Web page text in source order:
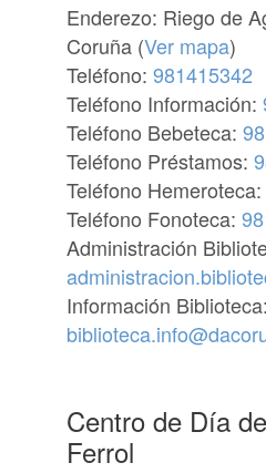
Enderezo: Riego de
Coruña (Ver mapa)
Teléfono: 981415342
Teléfono Información:
Teléfono Bebeteca:
Teléfono Préstamos:
Teléfono Hemeroteca:
Teléfono Fonoteca:
Administración
Información Biblioteca:
Centro de Día
Ferrol